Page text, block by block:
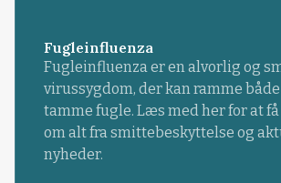
Fugleinfluenza
Fugleinfluenza er en alvorlig og
virussygdom, der kan ramme
tamme fugle. Læs med her for at
om alt fra smittebeskyttelse og
nyheder.